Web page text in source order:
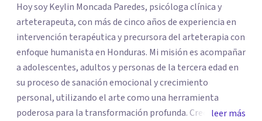
Hoy soy Keylin Moncada Paredes, psicóloga clínica y
arteterapeuta, con más de cinco años de experiencia en
intervención terapéutica y precursora del arteterapia con
enfoque humanista en Honduras. Mi misión es acompañar
a adolescentes, adultos y personas de la tercera edad en
su proceso de sanación emocional y crecimiento
personal, utilizando el arte como una herramienta
poderosa para la transformación profunda. Creo
leer más